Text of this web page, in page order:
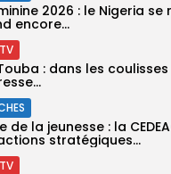
2026 : le Nigeria
encore...
: dans les
de la jeunesse : la
stratégiques...